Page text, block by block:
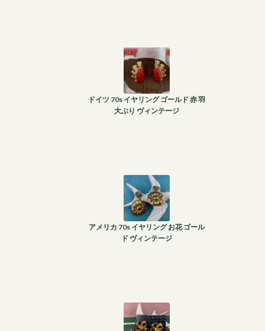
ドイツ 70s イヤリング ゴールド 赤 羽
大ぶり ヴィンテージ
アメリカ 70s イヤリング お花 ゴール
ド ヴィンテージ